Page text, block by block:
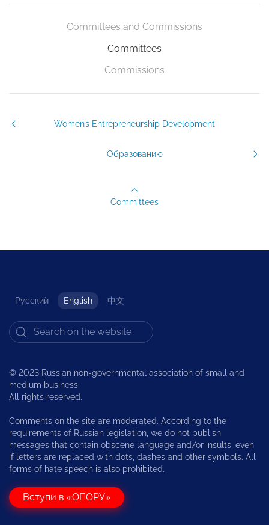
Committees and Commissions
Committees
Commissions
Women’s Entrepreneurship Development
Образованию
Committees
Русский English 中文
© 2023 Russian non-governmental association of small and
medium business
All rights reserved.
Comments on the site are moderated. According to the
requirements of Russian legislation, we do not publish
messages that contain obscene language and/or insults, even
if letters are replaced with dots, dashes and other symbols. All
forms of hate speech is also prohibited.
Вступи в «ОПОРУ»